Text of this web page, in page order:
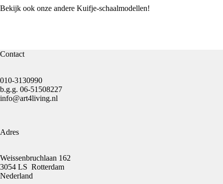
Bekijk ook onze andere Kuifje-schaalmodellen!
Contact
010-3130990
b.g.g. 06-51508227
info@art4living.nl
Adres
Weissenbruchlaan 162
3054 LS Rotterdam
Nederland